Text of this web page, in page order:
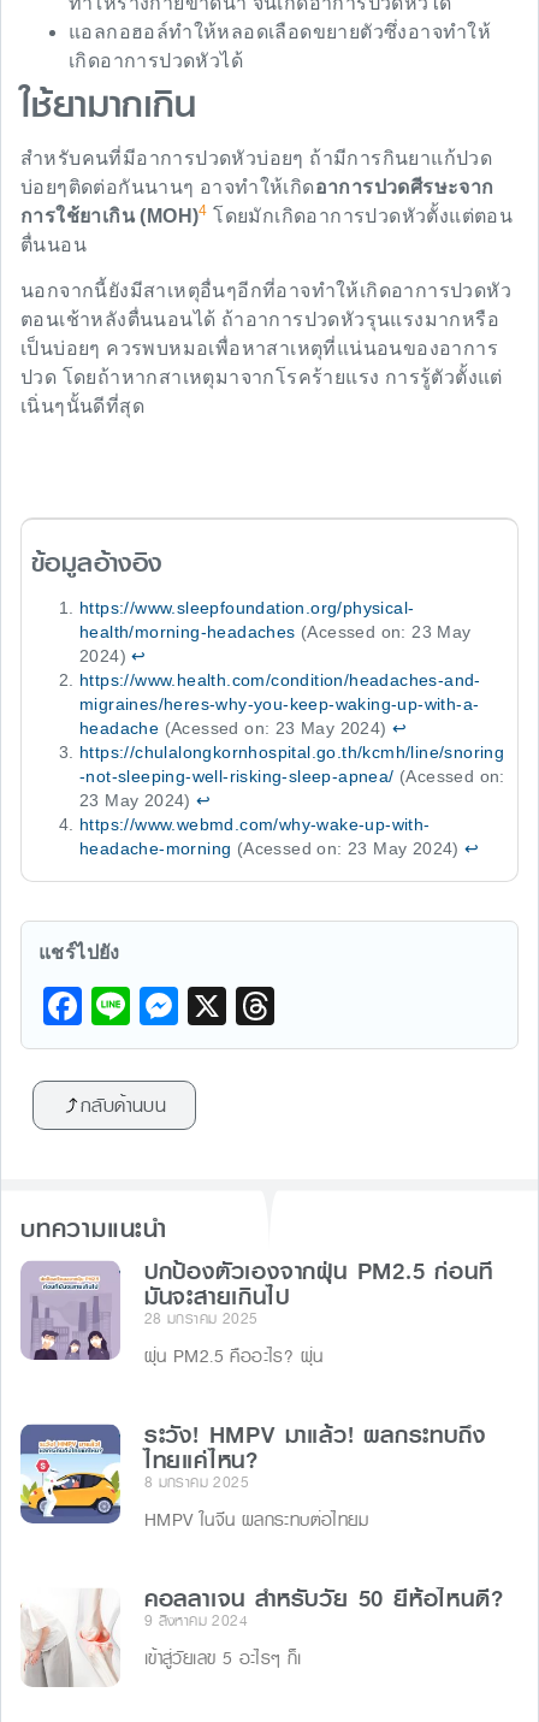
แอลกอฮอล์ทำให้หลอดเลือดขยายตัวซึ่งอาจทำให้
เกิดอาการปวดหัวได้
ใช้ยามากเกิน
สำหรับคนที่มีอาการปวดหัวบ่อยๆ ถ้ามีการกินยาแก้ปวด
บ่อยๆติดต่อกันนานๆ อาจทำให้เกิดอาการปวดศีรษะจาก
การใช้ยาเกิน (MOH)4 โดยมักเกิดอาการปวดหัวตั้งแต่ตอน
ตื่นนอน
นอกจากนี้ยังมีสาเหตุอื่นๆอีกที่อาจทำให้เกิดอาการปวดหัว
ตอนเช้าหลังตื่นนอนได้ ถ้าอาการปวดหัวรุนแรงมากหรือ
เป็นบ่อยๆ ควรพบหมอเพื่อหาสาเหตุที่แน่นอนของอาการ
ปวด โดยถ้าหากสาเหตุมาจากโรคร้ายแรง การรู้ตัวตั้งแต่
เนิ่นๆนั้นดีที่สุด
ข้อมูลอ้างอิง
https://www.sleepfoundation.org/physical-
health/morning-headaches (Acessed on: 23 May
2024)↩︎
https://www.health.com/condition/headaches-and-
migraines/heres-why-you-keep-waking-up-with-a-
headache (Acessed on: 23 May 2024)↩︎
https://chulalongkornhospital.go.th/kcmh/line/snoring
-not-sleeping-well-risking-sleep-apnea/ (Acessed on:
23 May 2024)↩︎
https://www.webmd.com/why-wake-up-with-
headache-morning (Acessed on: 23 May 2024)↩︎
แชร์ไปยัง
F
a
c
e
o
k
Li
n
e
M
e
s
s
er
X
hr
กลับด้านบน
บทความแนะนำ
ปกป้องตัวเองจากฝุ่น PM2.5 ก่อนที่
มันจะสายเกินไป
28 มกราคม 2025
ฝุ่น PM2.5 คืออะไร? ฝุ่น
ระวัง! HMPV มาแล้ว! ผลกระทบถึง
ไทยแค่ไหน?
8 มกราคม 2025
HMPV ในจีน ผลกระทบต่อไทยม
คอลลาเจน สำหรับวัย 50 ยี่ห้อไหนดี?
9 สิงหาคม 2024
เข้าสู่วัยเลข 5 อะไรๆ ก็เ